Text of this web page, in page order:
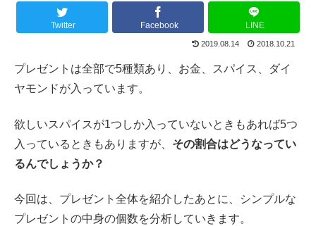
Twitter Facebook LINE
2019.08.14 2018.10.21
プレゼントは全部で5種類あり、お金、スパイス、ダイ
ヤモンドが入っています。
欲しいスパイスが1つしか入っていないときもあれば5つ
入っているときもありますが、 その割合はどうなってい
るんでしょうか？
今回は、プレゼント全体を紹介したあとに、シンプルな
プレゼントの中身の個数を分析していきます。